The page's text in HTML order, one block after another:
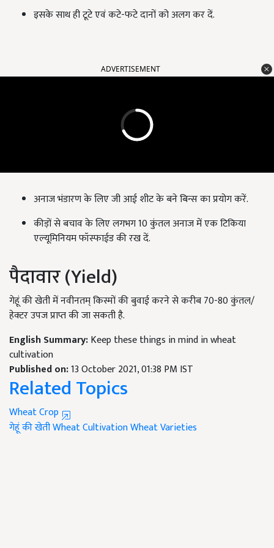
इसके साथ ही टूटे एवं कटे-फटे दानों को अलग कर दें.
ADVERTISEMENT
अनाज भंडारण के लिए जी आई शीट के बने बिन्स का प्रयोग करें.
कीड़ों से बचाव के लिए लगभग 10 कुंतल अनाज में एक टिकिया
एल्यूमिनियम फॉस्फाईड की रख दें.
पैदावार (Yield)
गेहूं की खेती में नवीनतम् किस्मों की बुवाई करने से करीब 70-80 कुंतल/
हेक्टर उपज प्राप्त की जा सकती है.
English Summary:Keep these things in mind in wheat
cultivation
Published on:13 October 2021, 01:38 PM IST
Related Topics
Wheat Crop
गेहूं की खेतीWheat CultivationWheat Varieties